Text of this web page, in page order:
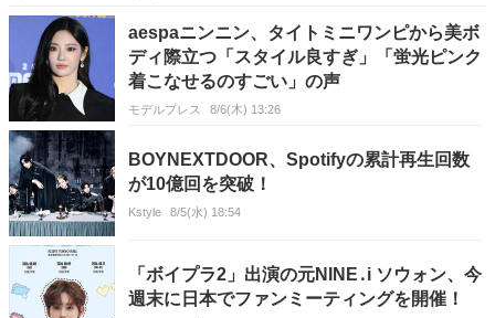
aespaニンニン、タイトミニワンピから美ボ
ディ際立つ「スタイル良すぎ」「蛍光ピンク
着こなせるのすごい」の声
モデルプレス 8/6(木) 13:26
BOYNEXTDOOR、Spotifyの累計再生回数
が10億回を突破！
Kstyle 8/5(水) 18:54
「ボイプラ2」出演の元NINE․i ソウォン、今
週末に日本でファンミーティングを開催！